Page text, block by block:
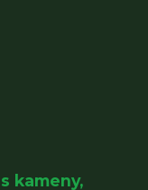
kameny,